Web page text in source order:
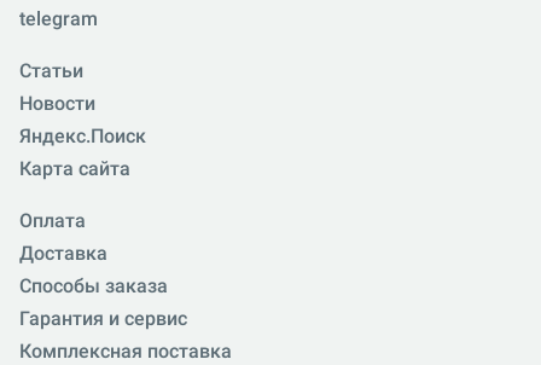
telegram
Статьи
Новости
Яндекс.Поиск
Карта сайта
Оплата
Доставка
Способы заказа
Гарантия и сервис
Комплексная поставка